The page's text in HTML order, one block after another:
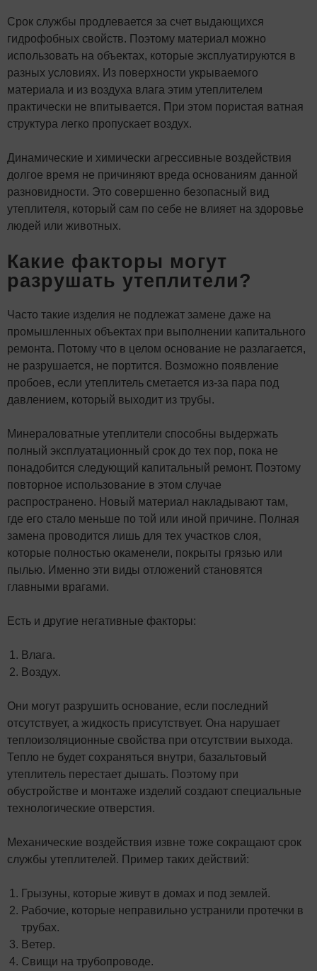
Срок службы продлевается за счет выдающихся
гидрофобных свойств. Поэтому материал можно
использовать на объектах, которые эксплуатируются в
разных условиях. Из поверхности укрываемого
материала и из воздуха влага этим утеплителем
практически не впитывается. При этом пористая ватная
структура легко пропускает воздух.
Динамические и химически агрессивные воздействия
долгое время не причиняют вреда основаниям данной
разновидности. Это совершенно безопасный вид
утеплителя, который сам по себе не влияет на здоровье
людей или животных.
Какие факторы могут
разрушать утеплители?
Часто такие изделия не подлежат замене даже на
промышленных объектах при выполнении капитального
ремонта. Потому что в целом основание не разлагается,
не разрушается, не портится. Возможно появление
пробоев, если утеплитель сметается из-за пара под
давлением, который выходит из трубы.
Минераловатные утеплители способны выдержать
полный эксплуатационный срок до тех пор, пока не
понадобится следующий капитальный ремонт. Поэтому
повторное использование в этом случае
распространено. Новый материал накладывают там,
где его стало меньше по той или иной причине. Полная
замена проводится лишь для тех участков слоя,
которые полностью окаменели, покрыты грязью или
пылью. Именно эти виды отложений становятся
главными врагами.
Есть и другие негативные факторы:
Влага.
Воздух.
Они могут разрушить основание, если последний
отсутствует, а жидкость присутствует. Она нарушает
теплоизоляционные свойства при отсутствии выхода.
Тепло не будет сохраняться внутри, базальтовый
утеплитель перестает дышать. Поэтому при
обустройстве и монтаже изделий создают специальные
технологические отверстия.
Механические воздействия извне тоже сокращают срок
службы утеплителей. Пример таких действий:
Грызуны, которые живут в домах и под землей.
Рабочие, которые неправильно устранили протечки в
трубах.
Ветер.
Свищи на трубопроводе.